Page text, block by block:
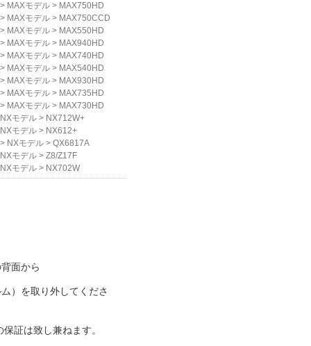
> MAXモデル > MAX750HD
> MAXモデル > MAX750CCD
> MAXモデル > MAX550HD
> MAXモデル > MAX940HD
> MAXモデル > MAX740HD
> MAXモデル > MAX540HD
> MAXモデル > MAX930HD
> MAXモデル > MAX735HD
> MAXモデル > MAX730HD
NXモデル > NX712W+
NXモデル > NX612+
> NXモデル > QX6817A
NXモデル > Z8/Z17F
NXモデル > NX702W
面から
）を取り外してくださ
証は致し兼ねます。